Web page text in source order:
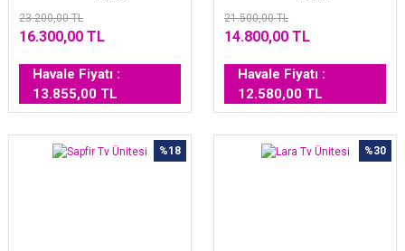
23.200,00 TL
16.300,00 TL
Havale Fiyatı :
13.855,00 TL
21.500,00 TL
14.800,00 TL
Havale Fiyatı :
12.580,00 TL
%18 %30